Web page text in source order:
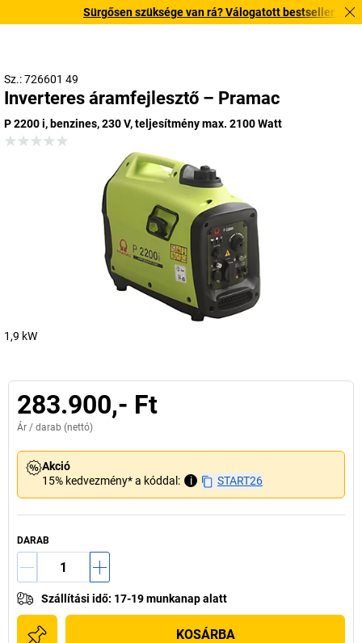
Sürgősen szüksége van rá? Válogatott bestseller
Sz.: 726601 49
Inverteres áramfejlesztő – Pramac
P 2200 i, benzines, 230 V, teljesítmény max. 2100 Watt
1,9 kW
283.900,- Ft
Ár / darab (nettó)
Akció
15% kedvezmény* a kóddal:
i START26
DARAB
Szállítási idő: 17-19 munkanap alatt
KOSÁRBA